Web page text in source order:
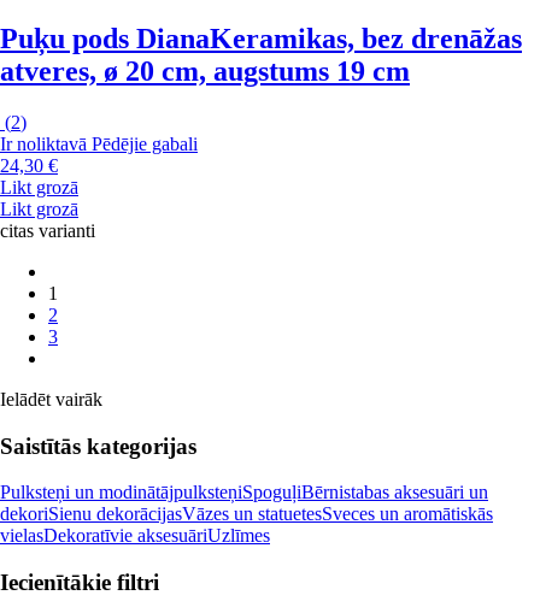
Puķu pods DianaKeramikas, bez drenāžas
atveres, ø 20 cm, augstums 19 cm
(2)
Ir noliktavā Pēdējie gabali
24,30 €
Likt grozā
Likt grozā
citas varianti
1
2
3
Ielādēt vairāk
Saistītās kategorijas
Pulksteņi un modinātājpulksteņiSpoguļiBērnistabas aksesuāri un
dekoriSienu dekorācijasVāzes un statuetesSveces un aromātiskās
vielasDekoratīvie aksesuāriUzlīmes
Iecienītākie filtri